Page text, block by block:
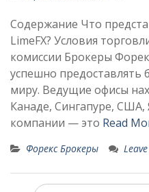
Содержание Что
LimeFX? Условия
комиссии Брокеры
успешно предоставлять
миру. Ведущие офисы
Канаде, Сингапуре,
компании — это Read
Форекс Брокеры